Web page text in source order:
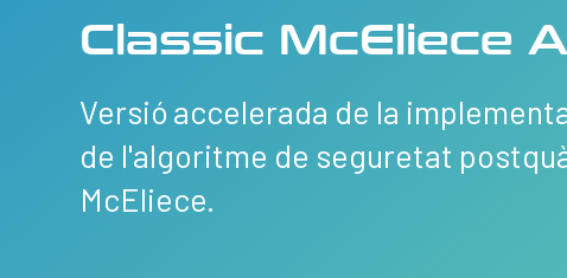
Classic McEliece
Versió accelerada de la
de l'algoritme de seguretat
McEliece.